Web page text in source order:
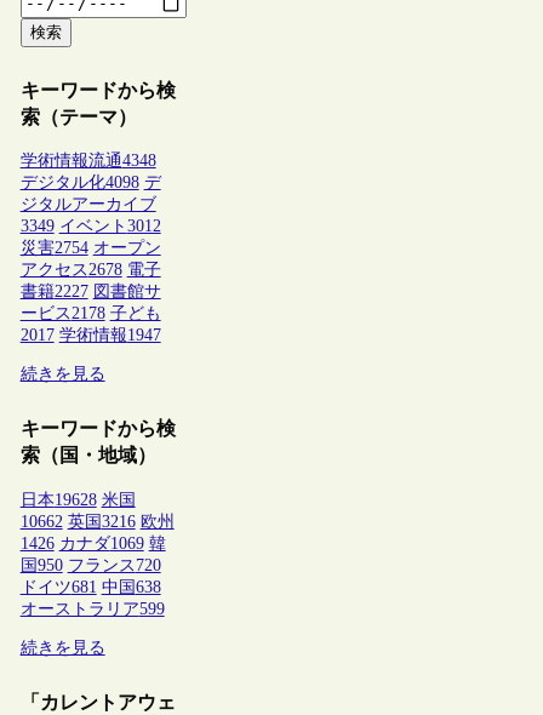
検索
キーワードから検
索（テーマ）
学術情報流通4348
デジタル化4098 デ
ジタルアーカイブ
3349 イベント 3012
災害2754 オープン
アクセス2678 電子
書籍2227 図書館サ
ービス2178 子ども
2017 学術情報1947
続きを見る
キーワードから検
索（国・地域）
日本19628 米国
10662 英国 3216 欧州
1426 カナダ1069 韓
国 950 フランス 720
ドイツ681 中国 638
オーストラリア599
続きを見る
「カレントアウェ